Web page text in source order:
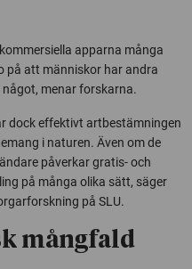
apparna många
på att människor har andra
menar forskarna.
dock effektivt artbestämningen
i naturen. Även om de
påverkar gratis- och
på många olika sätt, säger
på SLU.
mångfald